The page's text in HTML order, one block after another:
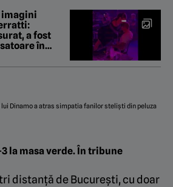
imagini
a fost
în
Dinamo a atras simpatia fanilor steliști din peluza
la masa verde. În tribune
distanță de București, cu doar